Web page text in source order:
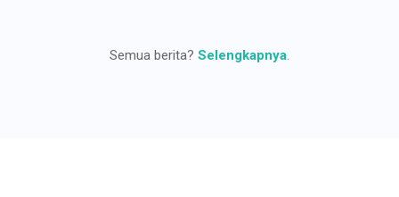
Semua berita? Selengkapnya.